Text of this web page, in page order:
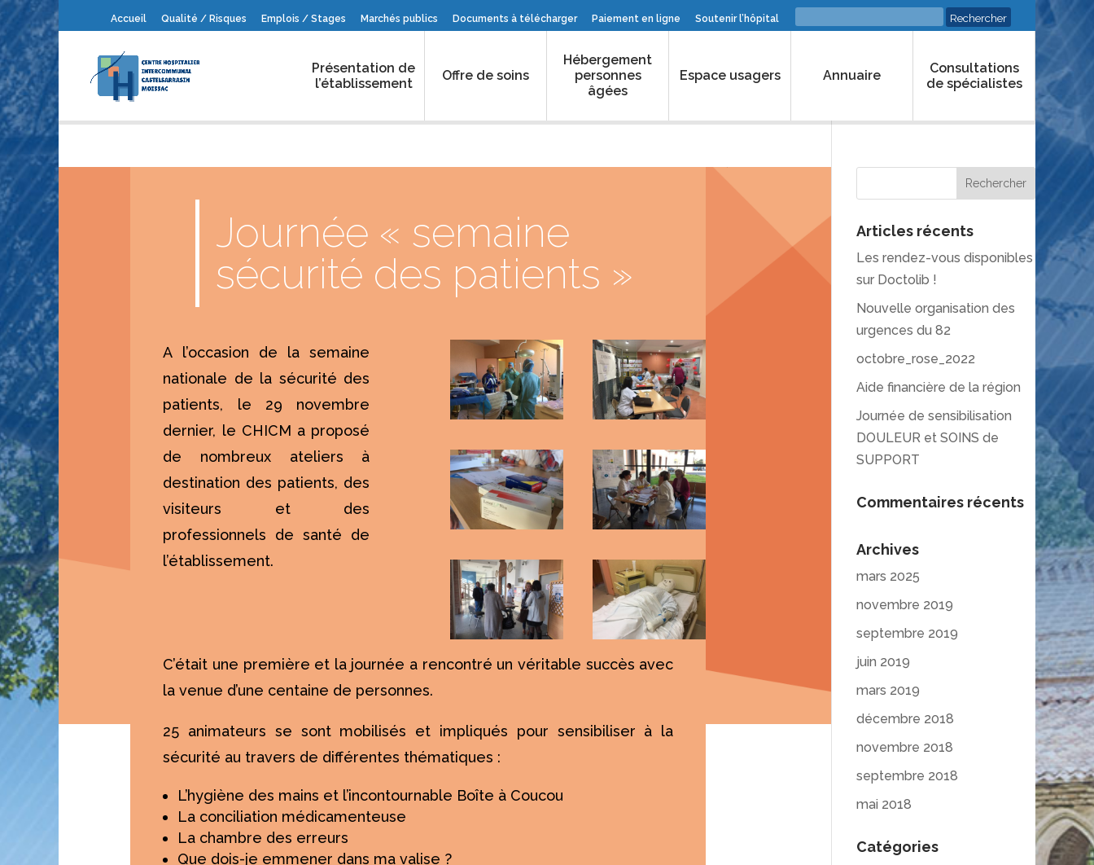
Accueil Qualité / Risques Emplois / Stages Marchés publics Documents à télécharger Paiement en ligne Soutenir l’hôpital
Présentation de
l’établissement
Offre de soins
Hébergement
personnes
âgées
Espace usagers Annuaire
Consultations
de spécialistes
Journée « semaine
sécurité des patients »
A l’occasion de la semaine
nationale de la sécurité des
patients, le 29 novembre
dernier, le CHICM a proposé
de nombreux ateliers à
destination des patients, des
visiteurs et des
professionnels de santé de
l’établissement.
C’était une première et la journée a rencontré un véritable succès avec
la venue d’une centaine de personnes.
25 animateurs se sont mobilisés et impliqués pour sensibiliser à la
sécurité au travers de différentes thématiques :
L’hygiène des mains et l’incontournable Boîte à Coucou
La conciliation médicamenteuse
La chambre des erreurs
Que dois-je emmener dans ma valise ?
Articles récents
Les rendez-vous disponibles
sur Doctolib !
Nouvelle organisation des
urgences du 82
octobre_rose_2022
Aide financière de la région
Journée de sensibilisation
DOULEUR et SOINS de
SUPPORT
Commentaires récents
Archives
mars 2025
novembre 2019
septembre 2019
juin 2019
mars 2019
décembre 2018
novembre 2018
septembre 2018
mai 2018
Catégories